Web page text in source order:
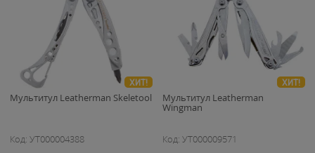
ХИТ!
Мультитул Leatherman Skeletool
Код: УТ000004388
ХИТ!
Мультитул Leatherman
Wingman
Код: УТ000009571